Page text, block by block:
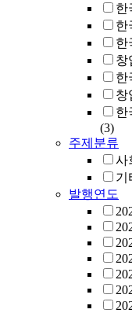
한
한
한
창
한
창
한
(3)
주제분류
사
기
발행연도